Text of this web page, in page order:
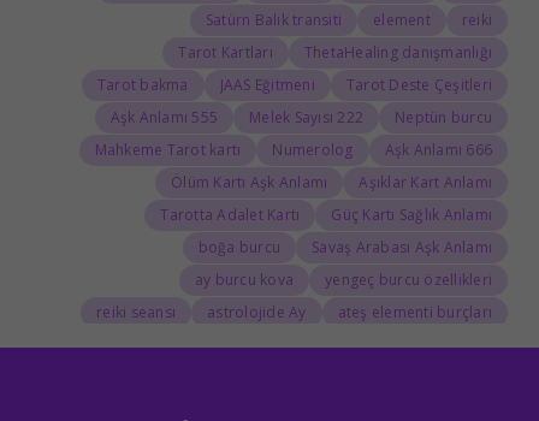
reiki
element
Satürn Balık transiti
ThetaHealing danışmanlığı
Tarot Kartları
Tarot Deste Çeşitleri
JAAS Eğitmeni
Tarot bakma
Neptün burcu
222 Melek Sayısı
555 Aşk Anlamı
666 Aşk Anlamı
Numerolog
Mahkeme Tarot kartı
Aşıklar Kart Anlamı
Ölüm Kartı Aşk Anlamı
Güç Kartı Sağlık Anlamı
Tarotta Adalet Kartı
Savaş Arabası Aşk Anlamı
boğa burcu
yengeç burcu özellikleri
ay burcu kova
ateş elementi burçları
astrolojide Ay
reiki seansı
astrolog
Doğum Haritasında Mars
Tarolog